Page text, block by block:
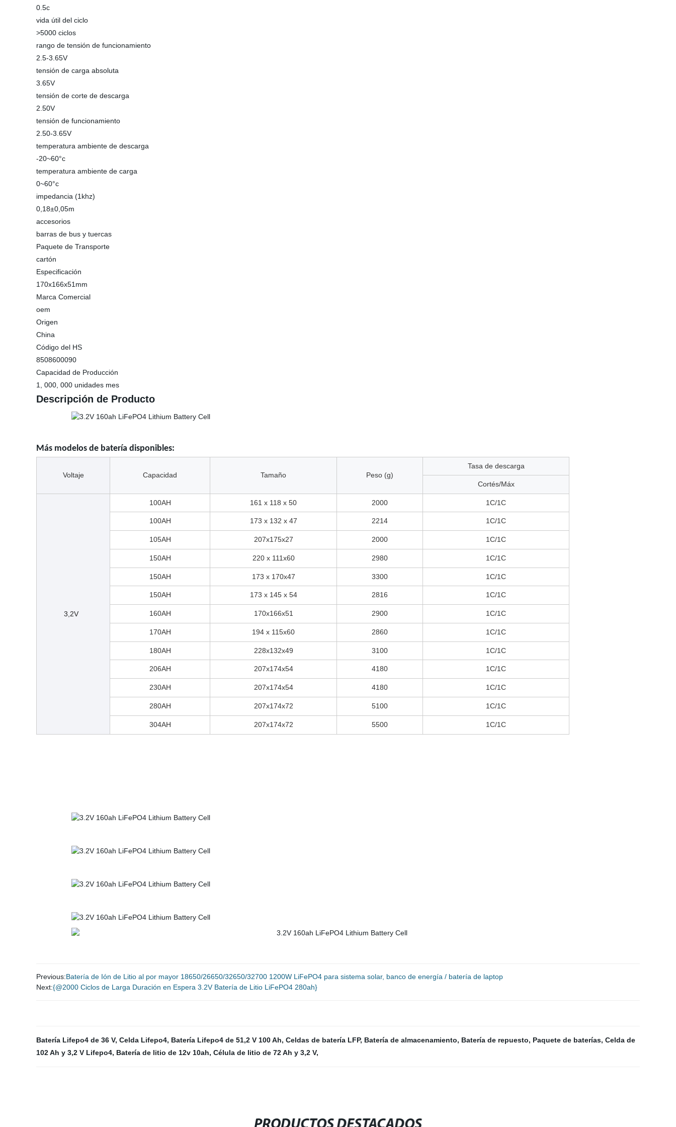
0.5c
vida útil del ciclo
>5000 ciclos
rango de tensión de funcionamiento
2.5-3.65V
tensión de carga absoluta
3.65V
tensión de corte de descarga
2.50V
tensión de funcionamiento
2.50-3.65V
temperatura ambiente de descarga
-20~60°c
temperatura ambiente de carga
0~60°c
impedancia (1khz)
0,18±0,05m
accesorios
barras de bus y tuercas
Paquete de Transporte
cartón
Especificación
170x166x51mm
Marca Comercial
oem
Origen
China
Código del HS
8508600090
Capacidad de Producción
1, 000, 000 unidades mes
Descripción de Producto
Más modelos de batería disponibles:
Voltaje Capacidad Tamaño Peso (g)
Tasa de descarga
Cortés/Máx
3,2V
100AH 161 x 118 x 50 2000 1C/1C
100AH 173 x 132 x 47 2214 1C/1C
105AH 207x175x27 2000 1C/1C
150AH 220 x 111x60 2980 1C/1C
150AH 173 x 170x47 3300 1C/1C
150AH 173 x 145 x 54 2816 1C/1C
160AH 170x166x51 2900 1C/1C
170AH 194 x 115x60 2860 1C/1C
180AH 228x132x49 3100 1C/1C
206AH 207x174x54 4180 1C/1C
230AH 207x174x54 4180 1C/1C
280AH 207x174x72 5100 1C/1C
304AH 207x174x72 5500 1C/1C
Previous:Batería de Ión de Litio al por mayor 18650/26650/32650/32700 1200W LiFePO4 para sistema solar, banco de energía / batería de laptop
Next:{@2000 Ciclos de Larga Duración en Espera 3.2V Batería de Litio LiFePO4 280ah}
Batería Lifepo4 de 36 V, Celda Lifepo4, Batería Lifepo4 de 51,2 V 100 Ah, Celdas de batería LFP, Batería de almacenamiento, Batería de repuesto, Paquete de baterías, Celda de
102 Ah y 3,2 V Lifepo4, Batería de litio de 12v 10ah, Célula de litio de 72 Ah y 3,2 V,